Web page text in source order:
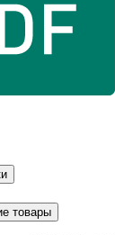
товары